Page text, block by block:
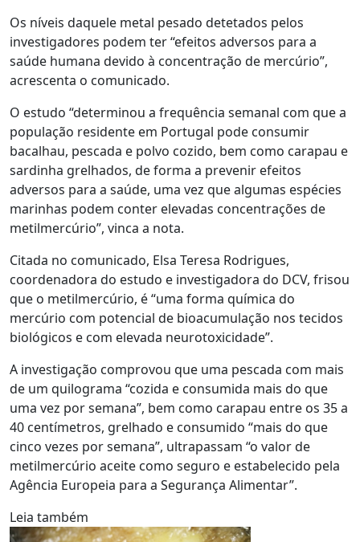
Os níveis daquele metal pesado detetados pelos
investigadores podem ter “efeitos adversos para a
saúde humana devido à concentração de mercúrio”,
acrescenta o comunicado.
O estudo “determinou a frequência semanal com que a
população residente em Portugal pode consumir
bacalhau, pescada e polvo cozido, bem como carapau e
sardinha grelhados, de forma a prevenir efeitos
adversos para a saúde, uma vez que algumas espécies
marinhas podem conter elevadas concentrações de
metilmercúrio”, vinca a nota.
Citada no comunicado, Elsa Teresa Rodrigues,
coordenadora do estudo e investigadora do DCV, frisou
que o metilmercúrio, é “uma forma química do
mercúrio com potencial de bioacumulação nos tecidos
biológicos e com elevada neurotoxicidade”.
A investigação comprovou que uma pescada com mais
de um quilograma “cozida e consumida mais do que
uma vez por semana”, bem como carapau entre os 35 a
40 centímetros, grelhado e consumido “mais do que
cinco vezes por semana”, ultrapassam “o valor de
metilmercúrio aceite como seguro e estabelecido pela
Agência Europeia para a Segurança Alimentar”.
Leia também